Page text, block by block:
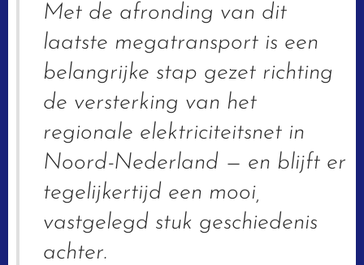
Met de afronding van dit
laatste megatransport is een
belangrijke stap gezet richting
de versterking van het
regionale elektriciteitsnet in
Noord-Nederland — en blijft er
tegelijkertijd een mooi,
vastgelegd stuk geschiedenis
achter.